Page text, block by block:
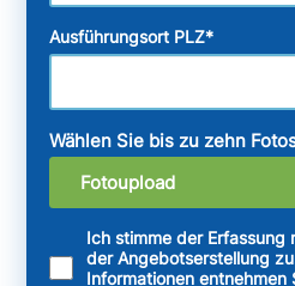
Ausführungsort PLZ*
Wählen Sie bis zu zehn
Fotoupload
Ich stimme der Erfassung
der Angebotserstellung
Informationen entnehmen